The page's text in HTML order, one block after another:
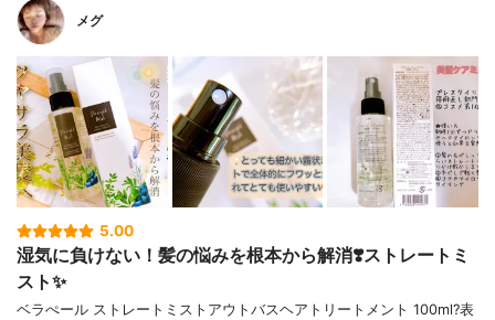
メグ
5.00
湿気に負けない！髪の悩みを根本から解消❣️ストレートミ
スト✨
ベラぺール ストレートミストアウトバスヘアトリートメント 100ml?表